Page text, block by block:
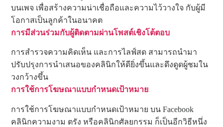
บนเพจ เพื่อสร้างความน่าเชื่อถือและความไว้วางใจ กับผู้มี
โอกาสเป็นลูกค้าในอนาคต
การมีส่วนร่วมกับผู้ติดตามผ่านโพสต์เชิงโต้ตอบ
การสำรวจความคิดเห็น และการไลฟ์สด สามารถนำมา
ปรับปรุงการนำเสนอของคลินิกให้ดียิ่งขึ้นและดึงดูดผู้ชมใน
วงกว้างขึ้น
การใช้การโฆษณาแบบกำหนดเป้าหมาย
การใช้การโฆษณาแบบกำหนดเป้าหมาย บน Facebook
คลินิกความงาม ตรัง หรือคลินิกศัลยกรรม ก็เป็นอีกวิธีหนึ่ง